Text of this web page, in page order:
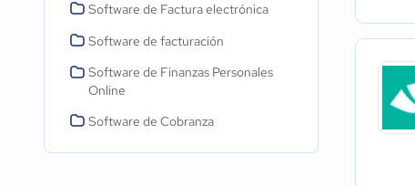
Software de Factura electrónica
Software de facturación
Software de Finanzas Personales
Online
Software de Cobranza